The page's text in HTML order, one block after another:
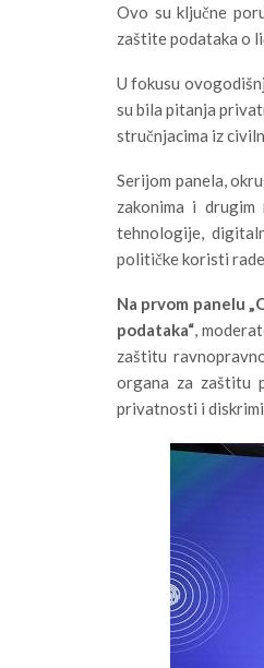
Ovo su ključne
zaštite podataka o
U fokusu
su bila pitanja
stručnjacima iz
Serijom panela,
zakonima i
tehnologije,
političke koristi
Na prvom panelu
podataka“,
zaštitu
organa za zaštitu
privatnosti i